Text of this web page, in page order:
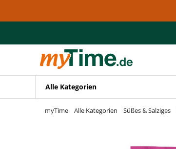
Zur Navigation springen
Alle Kategorien
myTime Alle Kategorien Süßes & Salziges